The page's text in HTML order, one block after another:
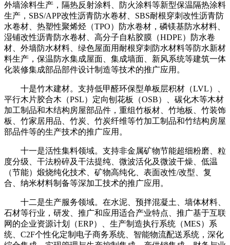
外墙涂料生产，隔热反射涂料、防火涂料等新型保温隔热涂料
生产，SBS/APP改性沥青防水卷材、SBS耐根穿刺改性沥青防
水卷材、热塑性聚烯烃（TPO）防水卷材，磷镁基防水材料、
湿铺改性沥青防水卷材、高分子自粘胶膜（HDPE）防水卷
材、外墙防水材料、绿色屋面用耐根穿刺防水材料等防水新材
料生产，保温防水集成屋面、集成墙面、新风系统等建筑一体
化装修集成部品部件设计制造等技术的推广应用。
十是竹木建材。支持低甲醛环保型单板层积材（LVL）、
平行木片胶合木（PSL）定向刨花板（OSB）、碳化木等木材
加工制品和木结构房屋部品件，重组竹板材、竹地板、竹装饰
板、竹家居用品、竹炭、竹炭纤维等竹加工制品和竹结构房屋
部品件等的生产技术的推广应用。
十一是活性集料领域。支持非金属矿物节能超细粉磨、粒
度分级、干法粉碎及干法提纯、微波活化及微波干燥、低温
（节能）煅烧纯化技术、矿物高纯化、表面改性/改型、复
合、纳米材料制备等深加工技术的推广应用。
十二是生产服务领域。在水泥、预拌混凝土、墙体材料、
石材等行业，研发、推广和应用适合产业特点、推广基于互联
网的企业资源计划（ERP）、生产制造执行系统（MES）系
统、C2F个性化定制电子商务系统、智能物流配送系统，深化